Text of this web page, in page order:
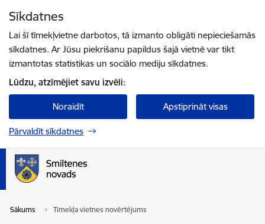
Sīkdatnes
Lai šī tīmekļvietne darbotos, tā izmanto obligāti nepieciešamās
sīkdatnes. Ar Jūsu piekrišanu papildus šajā vietnē var tikt
izmantotas statistikas un sociālo mediju sīkdatnes.
Lūdzu, atzīmējiet savu izvēli:
Noraidīt Apstiprināt visas
Pārvaldīt sīkdatnes
Sākums Tīmekļa vietnes novērtējums